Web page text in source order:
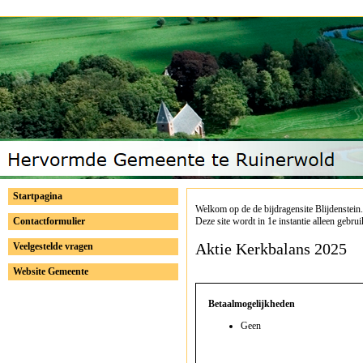
Welkom op de de bijdragensite Blijdenstein.
Deze site wordt in 1e instantie alleen
Aktie Kerkbalans 2025
Betaalmogelijkheden
Geen
Startpagina
Contactformulier
Veelgestelde vragen
Website Gemeente